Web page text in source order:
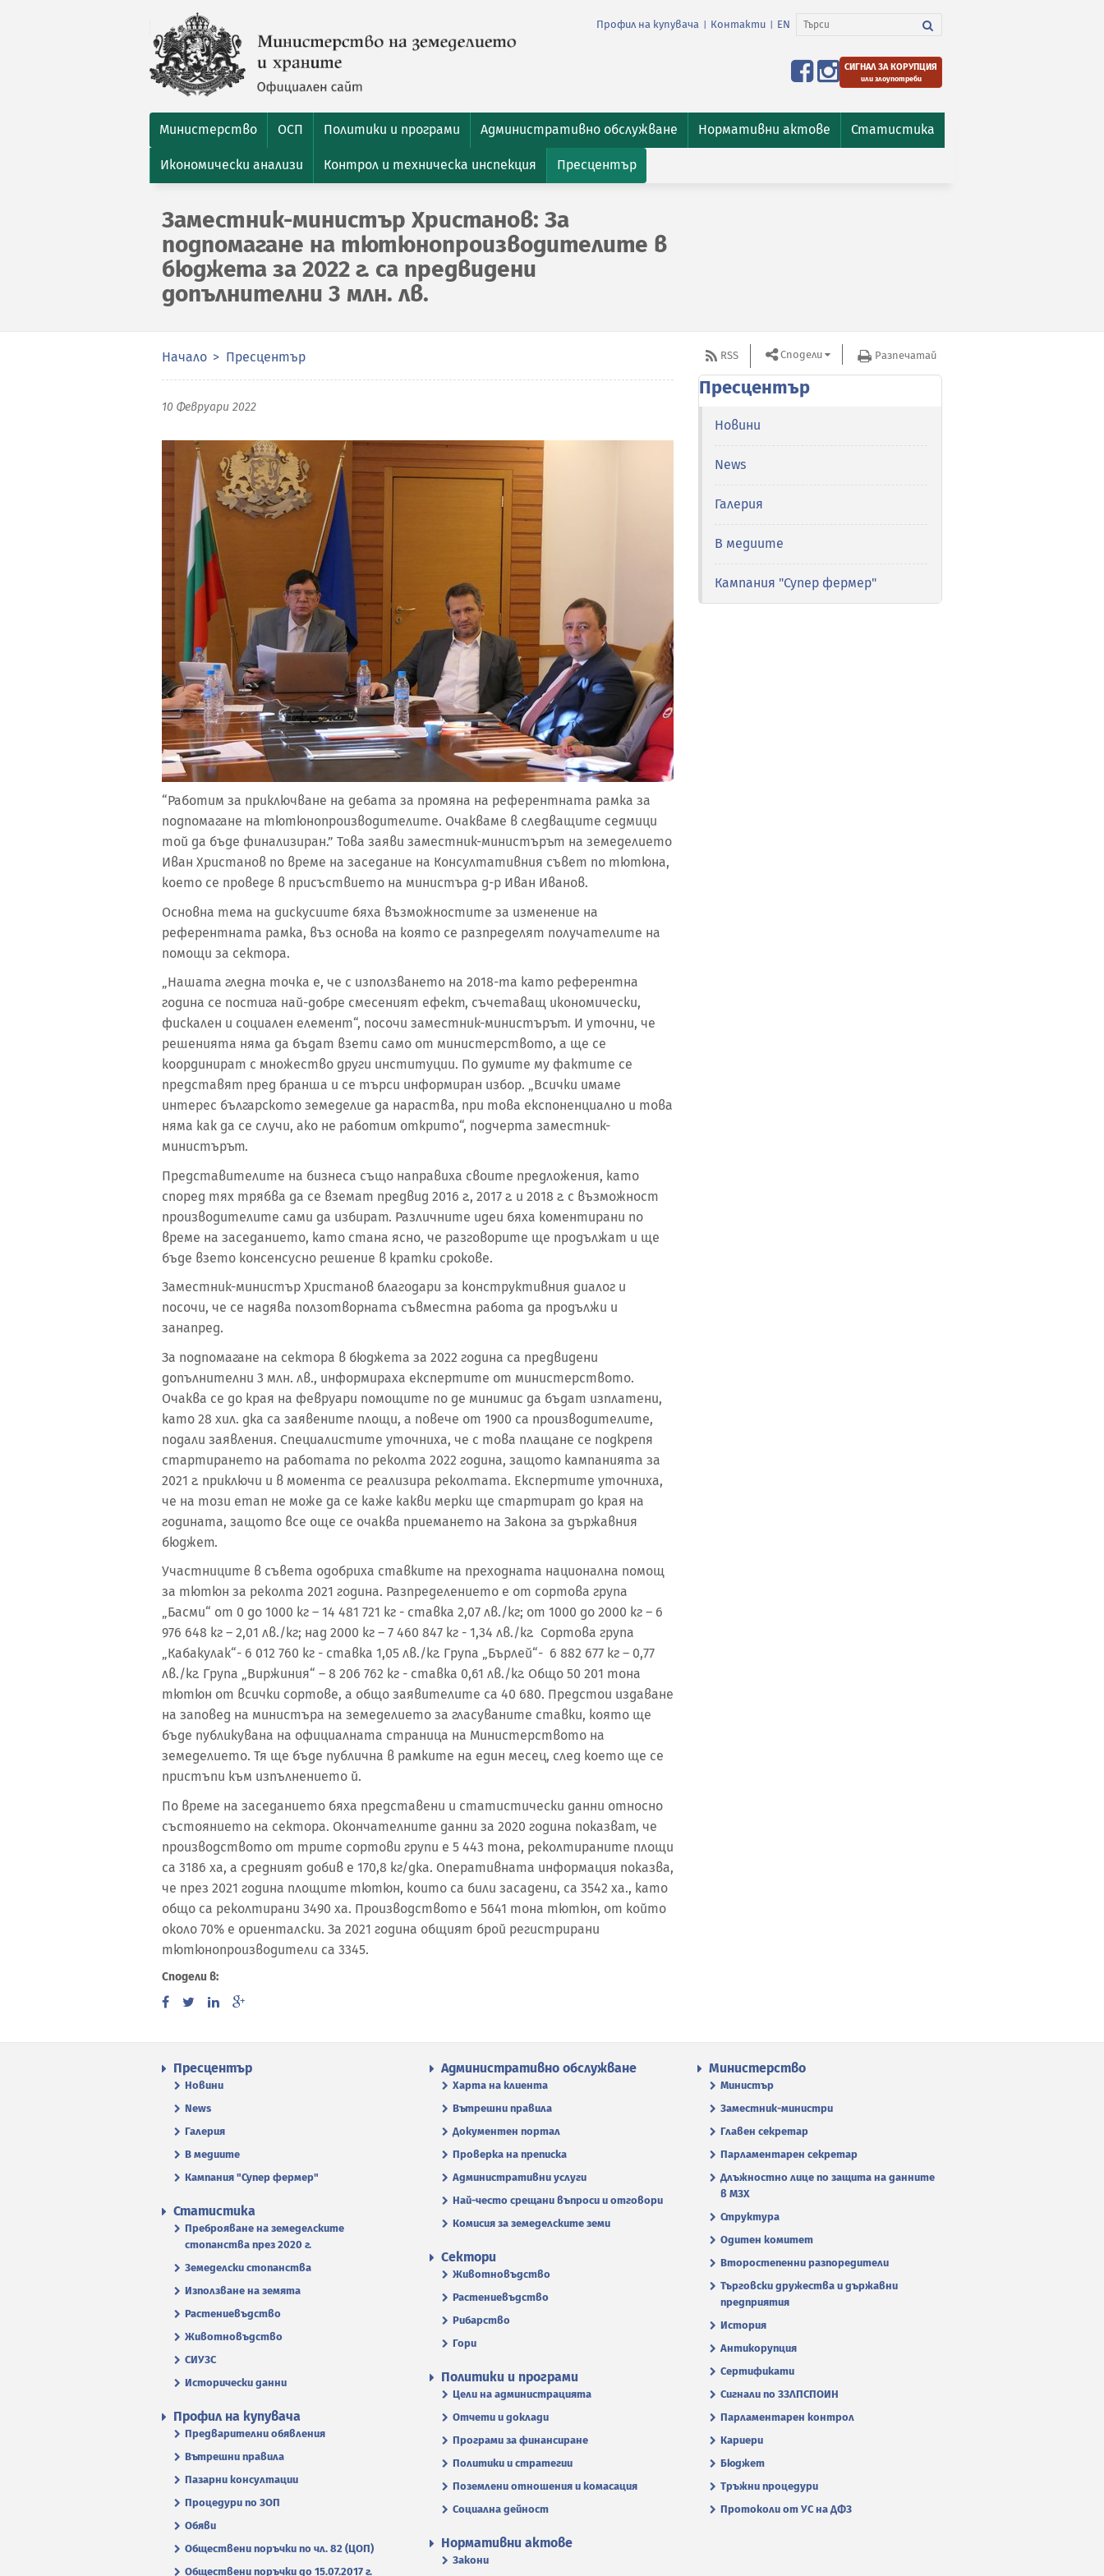
Профил на купувача Контакти EN
СИГНАЛ ЗА КОРУПЦИЯ
или злоупотреби
Министерство ОСП Политики и програми Административно обслужване Нормативни актове Статистика
Икономически анализи Контрол и техническа инспекция Пресцентър
Заместник-министър Христанов: За
подпомагане на тютюнопроизводителите в
бюджета за 2022 г. са предвидени
допълнителни 3 млн. лв.
Начало Пресцентър
10 Февруари 2022
“Работим за приключване на дебата за промяна на референтната рамка за
подпомагане на тютюнопроизводителите. Очакваме в следващите седмици
той да бъде финализиран.” Това заяви заместник-министърът на земеделието
Иван Христанов по време на заседание на Консултативния съвет по тютюна,
което се проведе в присъствието на министъра д-р Иван Иванов.
Основна тема на дискусиите бяха възможностите за изменение на
референтната рамка, въз основа на която се разпределят получателите на
помощи за сектора.
„Нашата гледна точка е, че с използването на 2018-та като референтна
година се постига най-добре смесеният ефект, съчетаващ икономически,
фискален и социален елемент“, посочи заместник-министърът. И уточни, че
решенията няма да бъдат взети само от министерството, а ще се
координират с множество други институции. По думите му фактите се
представят пред бранша и се търси информиран избор. „Всички имаме
интерес българското земеделие да нараства, при това експоненциално и това
няма как да се случи, ако не работим открито“, подчерта заместник-
министърът.
Представителите на бизнеса също направиха своите предложения, като
според тях трябва да се вземат предвид 2016 г., 2017 г. и 2018 г. с възможност
производителите сами да избират. Различните идеи бяха коментирани по
време на заседанието, като стана ясно, че разговорите ще продължат и ще
бъде взето консенсусно решение в кратки срокове.
Заместник-министър Христанов благодари за конструктивния диалог и
посочи, че се надява ползотворната съвместна работа да продължи и
занапред.
За подпомагане на сектора в бюджета за 2022 година са предвидени
допълнителни 3 млн. лв., информираха експертите от министерството.
Очаква се до края на февруари помощите по де минимис да бъдат изплатени,
като 28 хил. дка са заявените площи, а повече от 1900 са производителите,
подали заявления. Специалистите уточниха, че с това плащане се подкрепя
стартирането на работата по реколта 2022 година, защото кампанията за
2021 г. приключи и в момента се реализира реколтата. Експертите уточниха,
че на този етап не може да се каже какви мерки ще стартират до края на
годината, защото все още се очаква приемането на Закона за държавния
бюджет.
Участниците в съвета одобриха ставките на преходната национална помощ
за тютюн за реколта 2021 година. Разпределението е от сортова група
„Басми“ от 0 до 1000 кг – 14 481 721 кг - ставка 2,07 лв./кг; от 1000 до 2000 кг – 6
976 648 кг – 2,01 лв./кг; над 2000 кг – 7 460 847 кг - 1,34 лв./кг. Сортова група
„Кабакулак“- 6 012 760 кг - ставка 1,05 лв./кг. Група „Бърлей“- 6 882 677 кг – 0,77
лв./кг. Група „Виржиния“ – 8 206 762 кг - ставка 0,61 лв./кг. Общо 50 201 тона
тютюн от всички сортове, а общо заявителите са 40 680. Предстои издаване
на заповед на министъра на земеделието за гласуваните ставки, която ще
бъде публикувана на официалната страница на Министерството на
земеделието. Тя ще бъде публична в рамките на един месец, след което ще се
пристъпи към изпълнението й.
По време на заседанието бяха представени и статистически данни относно
състоянието на сектора. Окончателните данни за 2020 година показват, че
производството от трите сортови групи е 5 443 тона, реколтираните площи
са 3186 ха, а средният добив е 170,8 кг/дка. Оперативната информация показва,
че през 2021 година площите тютюн, които са били засадени, са 3542 ха., като
общо са реколтирани 3490 ха. Производството е 5641 тона тютюн, от който
около 70% е ориенталски. За 2021 година общият брой регистрирани
тютюнопроизводители са 3345.
Сподели в:
RSS Сподели Разпечатай
Пресцентър
Новини
News
Галерия
В медиите
Кампания "Супер фермер"
Пресцентър
Новини
News
Галерия
В медиите
Кампания "Супер фермер"
Административно обслужване
Харта на клиента
Вътрешни правила
Документен портал
Проверка на преписка
Административни услуги
Най-често срещани въпроси и отговори
Комисия за земеделските земи
Министерство
Министър
Заместник-министри
Главен секретар
Парламентарен секретар
Длъжностно лице по защита на данните
в МЗХ
Структура
Одитен комитет
Второстепенни разпоредители
Търговски дружества и държавни
предприятия
История
Антикорупция
Сертификати
Сигнали по ЗЗЛПСПОИН
Парламентарен контрол
Кариери
Бюджет
Тръжни процедури
Протоколи от УС на ДФЗ
Статистика
Преброяване на земеделските
стопанства през 2020 г.
Земеделски стопанства
Използване на земята
Растениевъдство
Животновъдство
СИУЗС
Исторически данни
Сектори
Животновъдство
Растениевъдство
Рибарство
Гори
Политики и програми
Цели на администрацията
Отчети и доклади
Програми за финансиране
Политики и стратегии
Поземлени отношения и комасация
Социална дейност
Профил на купувача
Предварителни обявления
Вътрешни правила
Пазарни консултации
Процедури по ЗОП
Обяви
Обществени поръчки по чл. 82 (ЦОП)
Обществени поръчки до 15.07.2017 г.
Нормативни актове
Закони